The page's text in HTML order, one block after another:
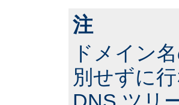
注
ドメイン
別せずに行